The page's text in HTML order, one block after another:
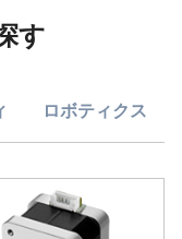
す
ロボティクス